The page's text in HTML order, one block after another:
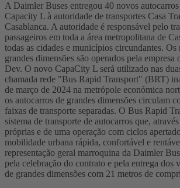
A Daimler Buses entregou 40 novos
Capacity L à autoridade de transportes Casa
Casablanca. A autoridade é responsável pelo
passageiros em toda a área metropolitana de
todas as cidades e municípios circundantes. Os
grandes dimensões são operados pela empresa
Dev. O novo CapaCity L será utilizado nas
chamada rede "Bus Rapid Transport" (BRT)
de março de 2024 na metrópole económica
os autocarros de grandes dimensões circulam
faixas de transporte separadas. O Bus Rapid
sistema de transporte de autocarros que,
próprias e de uma operação com ciclos
mobilidade urbana rápida, confortável e
representação geral marroquina da Daimler
pela celebração do contrato e pela entrega dos
de grandes dimensões com 21 metros de